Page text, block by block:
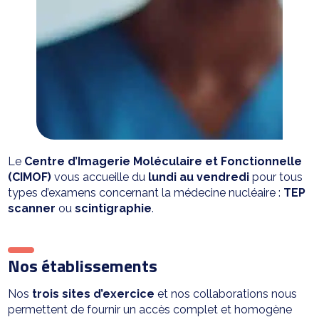
Le Centre d’Imagerie Moléculaire et Fonctionnelle
(CIMOF)vous accueille du lundi au vendredipour tous
types d’examens concernant la médecine nucléaire : TEP
scanner ou scintigraphie.
Nos établissements
Nos trois sites d’exercice et nos collaborations nous
permettent de fournir un accès complet et homogène